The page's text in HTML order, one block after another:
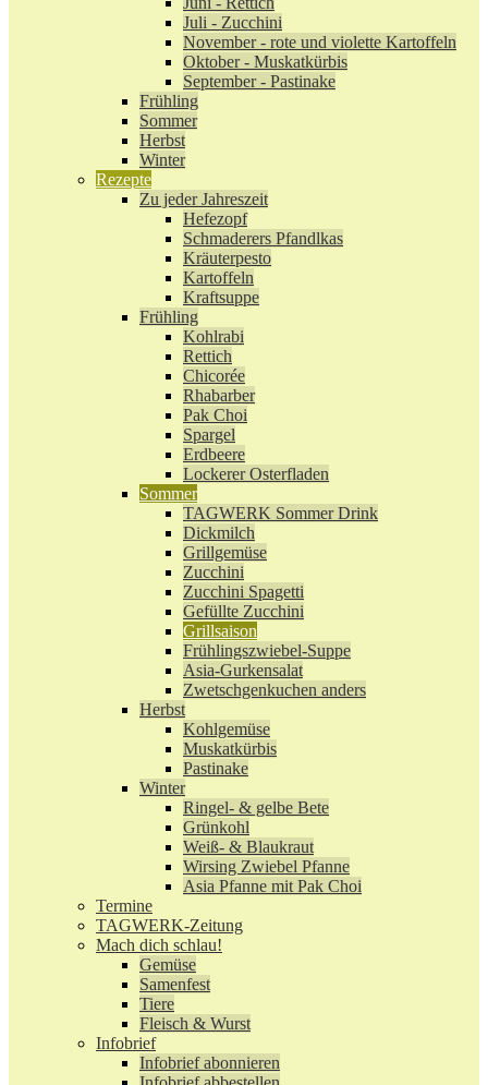
Juli - Zucchini
November - rote und violette Kartoffeln
Oktober - Muskatkürbis
September - Pastinake
Frühling
Sommer
Herbst
Winter
Rezepte
Zu jeder Jahreszeit
Hefezopf
Schmaderers Pfandlkas
Kräuterpesto
Kartoffeln
Kraftsuppe
Frühling
Kohlrabi
Rettich
Chicorée
Rhabarber
Pak Choi
Spargel
Erdbeere
Lockerer Osterfladen
Sommer
TAGWERK Sommer Drink
Dickmilch
Grillgemüse
Zucchini
Zucchini Spagetti
Gefüllte Zucchini
Grillsaison
Frühlingszwiebel-Suppe
Asia-Gurkensalat
Zwetschgenkuchen anders
Herbst
Kohlgemüse
Muskatkürbis
Pastinake
Winter
Ringel- & gelbe Bete
Grünkohl
Weiß- & Blaukraut
Wirsing Zwiebel Pfanne
Asia Pfanne mit Pak Choi
Termine
TAGWERK-Zeitung
Mach dich schlau!
Gemüse
Samenfest
Tiere
Fleisch & Wurst
Infobrief
Infobrief abonnieren